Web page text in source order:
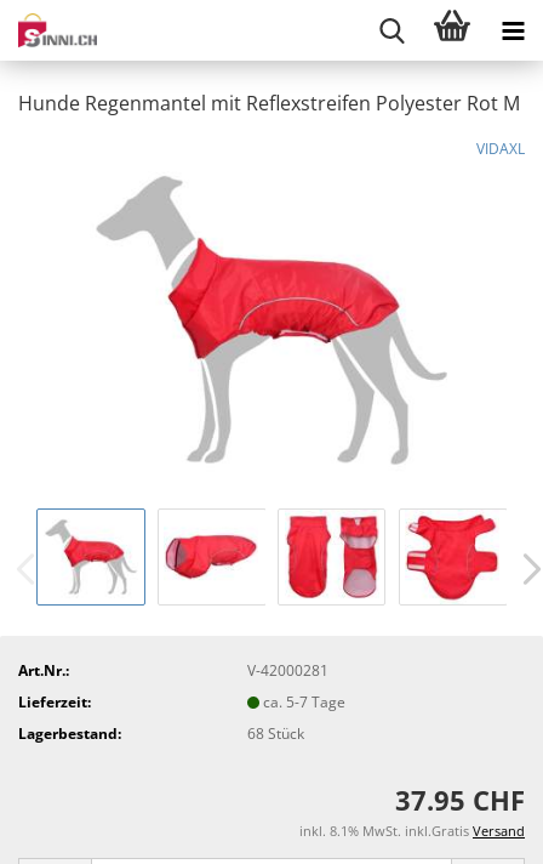
Hunde Regenmantel mit Reflexstreifen Polyester Rot M
VIDAXL
Art.Nr.:
V-42000281
Lieferzeit:
ca. 5-7 Tage
Lagerbestand:
68Stück
37.95 CHF
inkl. 8.1% MwSt. inkl.Gratis Versand